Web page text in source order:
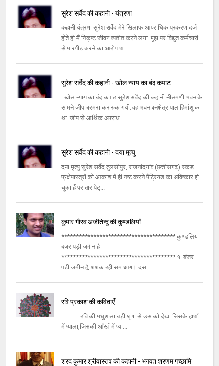
सुरेश सर्वेद की कहानी - यंत्रणा
कहानी यंत्रणा सुरेश सर्वेद मेरे खिलाफ आपराधिक प्रकरण दर्ज
होते ही मैं निकृष्ट जीवन व्यतीत करने लगा. मुझ पर विद्युत कर्मचारी
से मारपीट करने का आरोप थ...
सुरेश सर्वेद की कहानी - खोल न्याय का बंद कपाट
खोल न्याय का बंद कपाट सुरेश सर्वेद की कहानी नीलमणी भवन के
सामने जीप चरमरा कर रुक गयी. वह भवन वनक्षेत्र पाल हिमांशु का
था. जीप से आर्थिक अपराध ...
सुरेश सर्वेद की कहानी - दया मृत्यु
दया मृत्यु सुरेश सर्वेद तुलसीपुर, राजनांदगांव (छत्तीसगढ़) स्कड
प्रक्षेपास्त्रों को आकाश में ही नष्ट करने पैट्रियड का अविष्कार हो
चुका हैं पर तार पेट्...
कुमार गौरव अजीतेन्दु की कुण्डलियाँ
*************************************** कुण्डलिया -
बंजर पड़ी जमीन है
*************************************** १. बंजर
पड़ी जमीन है, धधक रही सम आग। दस...
रवि प्रकाश की कविताएँ
रवि की मधुशाला बड़ी घृणा से उस को देखा जिसके हाथों
में प्याला,जिसकी आँखों में प्या...
शरद कुमार श्रीवास्तव की कहानी - भगवत शरणम गच्छामि